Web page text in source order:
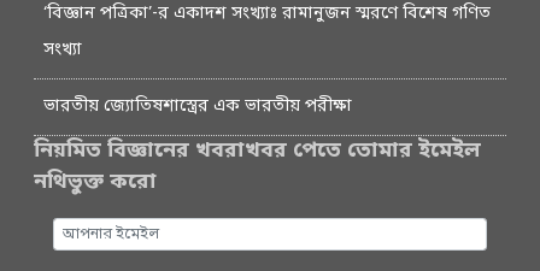
‘বিজ্ঞান পত্রিকা’-র একাদশ সংখ্যাঃ রামানুজন স্মরণে বিশেষ গণিত
সংখ্যা
ভারতীয় জ্যোতিষশাস্ত্রের এক ভারতীয় পরীক্ষা
নিয়মিত বিজ্ঞানের খবরাখবর পেতে তোমার ইমেইল
নথিভুক্ত করো